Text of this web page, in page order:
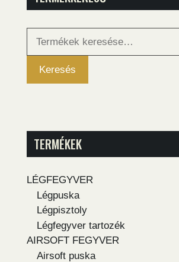
következőre:
Keresés
TERMÉKEK
LÉGFEGYVER
Légpuska
Légpisztoly
Légfegyver tartozék
AIRSOFT FEGYVER
Airsoft puska